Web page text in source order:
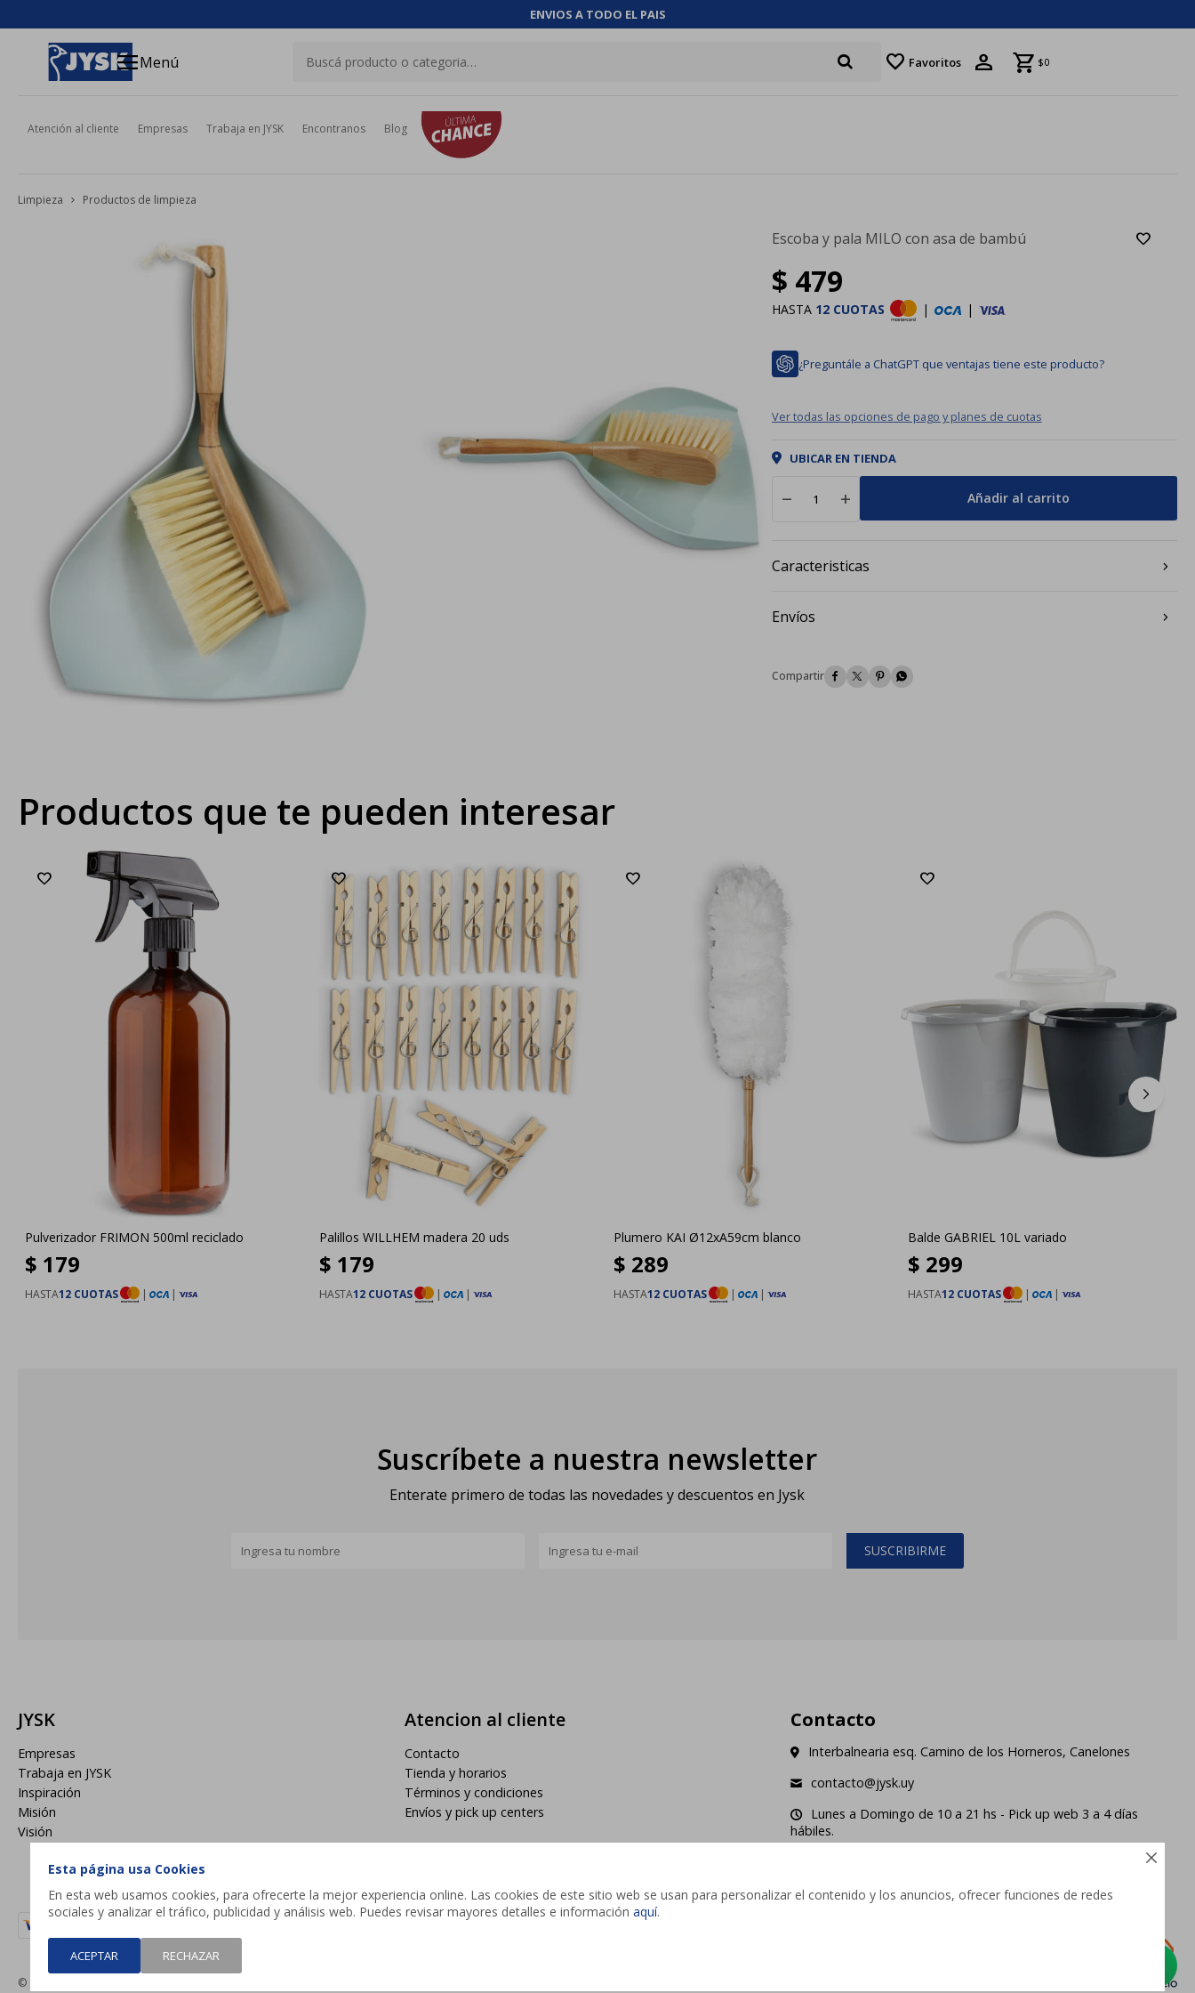

Esta página usa Cookies
En esta web usamos cookies, para ofrecerte la mejor experiencia online. Las cookies de este sitio web se usan para personalizar el contenido y los anuncios, ofrecer funciones de redes
sociales y analizar el tráfico, publicidad y análisis web. Puedes revisar mayores detalles e información aquí.
ACEPTAR RECHAZAR
ENVIOS A TODO EL PAIS
menuMenú favorite Favoritos $0
Atención al cliente Empresas Trabaja en JYSK Encontranos Blog
Limpieza Productos de limpieza
Escoba y pala MILO con asa de bambú
$ 479
HASTA 12 CUOTAS | |
¿Preguntále a ChatGPT que ventajas tiene este producto?
Ver todas las opciones de pago y planes de cuotas
UBICAR EN TIENDA
remove add Añadir al carrito
Caracteristicas
Envíos
   
Productos que te pueden interesar
Pulverizador FRIMON 500ml reciclado
$ 179
HASTA12 CUOTAS | |
Palillos WILLHEM madera 20 uds
$ 179
HASTA12 CUOTAS | |
Plumero KAI Ø12xA59cm blanco
$ 289
HASTA12 CUOTAS | |
Balde GABRIEL 10L variado
$ 299
HASTA12 CUOTAS | |
Suscríbete a nuestra newsletter
Enterate primero de todas las novedades y descuentos en Jysk
SUSCRIBIRME
JYSK
Empresas
Trabaja en JYSK
Inspiración
Misión
Visión
Atencion al cliente
Contacto
Tienda y horarios
Términos y condiciones
Envíos y pick up centers
Contacto
Interbalnearia esq. Camino de los Horneros, Canelones
contacto@jysk.uy
Lunes a Domingo de 10 a 21 hs - Pick up web 3 a 4 días
hábiles.
© Copyright 2026 / JYSK
close